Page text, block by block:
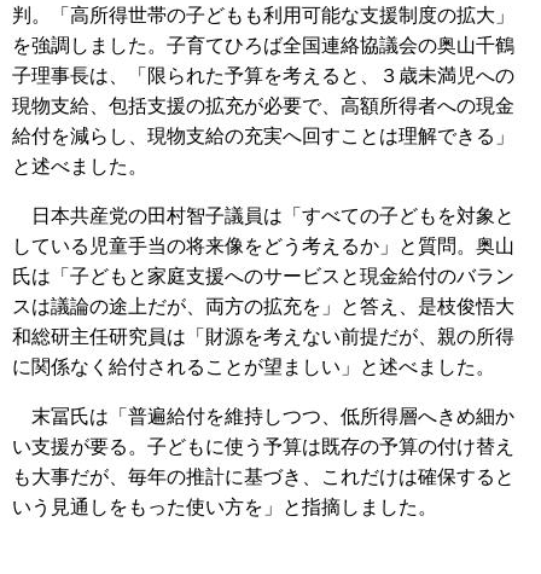
判。「高所得世帯の子どもも利用可能な支援制度の拡大」
を強調しました。子育てひろば全国連絡協議会の奥山千鶴
子理事長は、「限られた予算を考えると、３歳未満児への
現物支給、包括支援の拡充が必要で、高額所得者への現金
給付を減らし、現物支給の充実へ回すことは理解できる」
と述べました。
日本共産党の田村智子議員は「すべての子どもを対象と
している児童手当の将来像をどう考えるか」と質問。奥山
氏は「子どもと家庭支援へのサービスと現金給付のバラン
スは議論の途上だが、両方の拡充を」と答え、是枝俊悟大
和総研主任研究員は「財源を考えない前提だが、親の所得
に関係なく給付されることが望ましい」と述べました。
末冨氏は「普遍給付を維持しつつ、低所得層へきめ細か
い支援が要る。子どもに使う予算は既存の予算の付け替え
も大事だが、毎年の推計に基づき、これだけは確保すると
いう見通しをもった使い方を」と指摘しました。